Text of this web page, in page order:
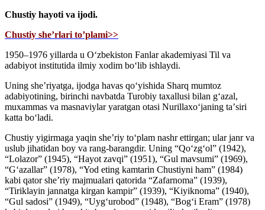
Chustiy hayoti va ijodi.
Chustiy she’rlari to’plami>>
1950–1976 yillarda u Oʻzbekiston Fanlar akademiyasi Til va
adabiyot institutida ilmiy xodim boʻlib ishlaydi.
Uning sheʼriyatga, ijodga havas qoʻyishida Sharq mumtoz
adabiyotining, birinchi navbatda Turobiy taxallusi bilan gʻazal,
muxammas va masnaviylar yaratgan otasi Nurillaxoʻjaning taʼsiri
katta boʻladi.
Chustiy yigirmaga yaqin sheʼriy toʻplam nashr ettirgan; ular janr va
uslub jihatidan boy va rang-barangdir. Uning “Qoʻzgʻol” (1942),
“Lolazor” (1945), “Hayot zavqi” (1951), “Gul mavsumi” (1969),
“Gʻazallar” (1978), “Yod eting kamtarin Chustiyni ham” (1984)
kabi qator sheʼriy majmualari qatorida “Zafarnoma” (1939),
“Tiriklayin jannatga kirgan kampir” (1939), “Kiyiknoma” (1940),
“Gul sadosi” (1949), “Uygʻurobod” (1948), “Bogʻi Eram” (1978)